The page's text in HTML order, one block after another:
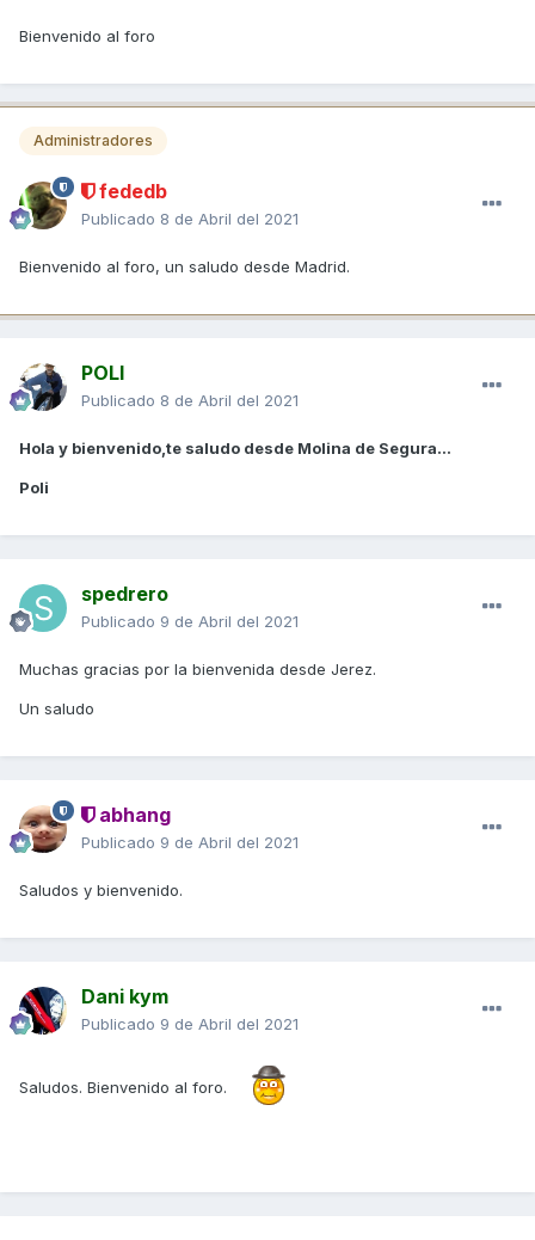
Bienvenido al foro
Administradores
fededb
Publicado 8 de Abril del 2021
Bienvenido al foro, un saludo desde Madrid.
POLI
Publicado 8 de Abril del 2021
Hola y bienvenido,te saludo desde Molina de Segura...
Poli
spedrero
Publicado 9 de Abril del 2021
Muchas gracias por la bienvenida desde Jerez.
Un saludo
abhang
Publicado 9 de Abril del 2021
Saludos y bienvenido.
Dani kym
Publicado 9 de Abril del 2021
Saludos. Bienvenido al foro.